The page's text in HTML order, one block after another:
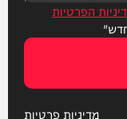
הפרטיות
מדיניות פרטיות